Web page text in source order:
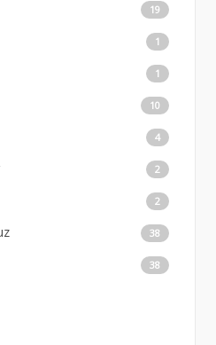
19
1
1
10
4
2
2
38
38